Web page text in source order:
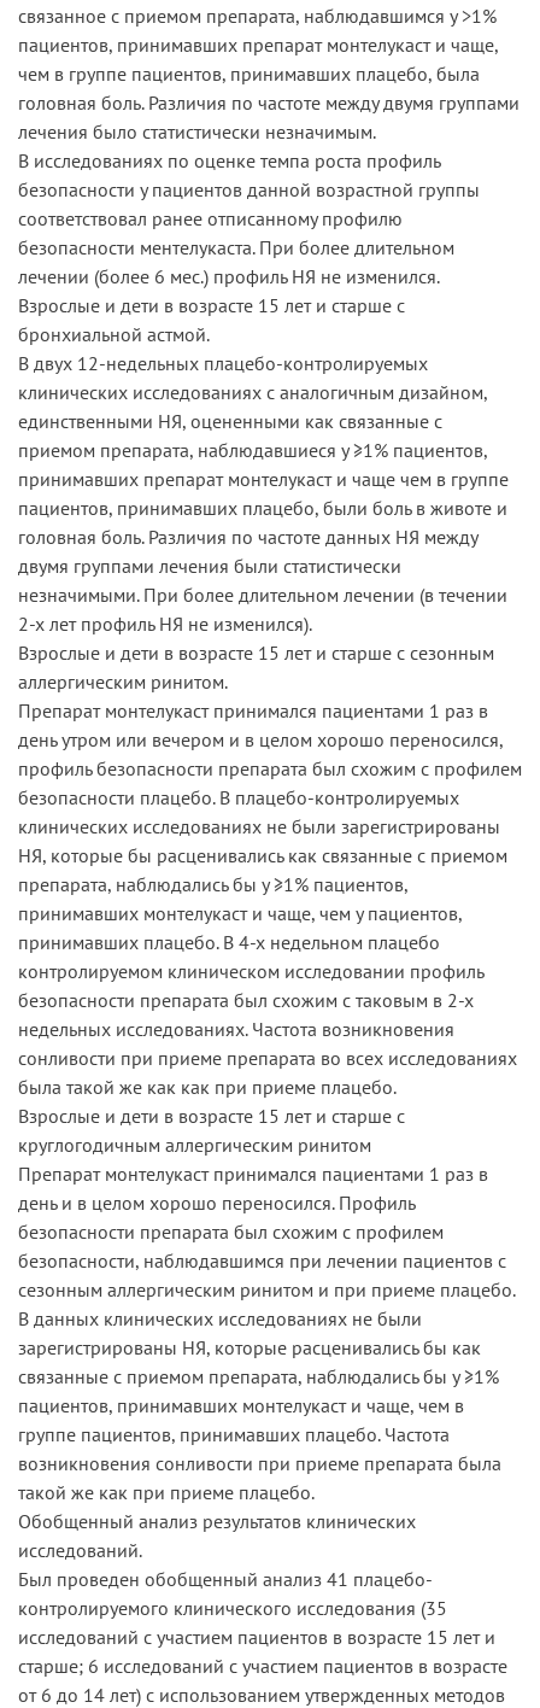
связанное с приемом препарата, наблюдавшимся у >1%
пациентов, принимавших препарат монтелукаст и чаще,
чем в группе пациентов, принимавших плацебо, была
головная боль. Различия по частоте между двумя группами
лечения было статистически незначимым.
В исследованияx по оценке темпа роста профиль
безопасности у пациентов данной возрастной группы
соответствовал ранее отписанному профилю
безопасности ментелукаста. При более длительном
лечении (более 6 мес.) профиль НЯ не изменился.
Взрослые и дети в возрасте 15 лет и старше с
бронхиальной астмой.
В двух 12-недельных плацебо-контролируемых
клинических исследованиях с аналогичным дизайном,
единственными НЯ, оцененными как связанные с
приемом препарата, наблюдавшиеся у ≥1% пациентов,
принимавших препарат монтелукаст и чаще чем в группе
пациентов, принимавших плацебо, были боль в животе и
головная боль. Различия по частоте данных НЯ между
двумя группами лечения были статистически
незначимыми. При более длительном лечении (в течении
2-х лет профиль НЯ не изменился).
Взрослые и дети в возрасте 15 лет и старше с сезонным
аллергическим ринитом.
Препарат монтелукаст принимался пациентами 1 раз в
день утром или вечером и в целом хорошо переносился,
профиль безопасности препарата был схожим с профилем
безопасности плацебо. В плацебо-контролируемых
клинических исследованиях не были зарегистрированы
НЯ, которые бы расценивались как связанные с приемом
препарата, наблюдались бы у ≥1% пациентов,
принимавших монтелукаст и чаще, чем у пациентов,
принимавших плацебо. В 4-х недельном плацебо
контролируемом клиническом исследовании профиль
безопасности препарата был схожим с таковым в 2-х
недельных исследованиях. Частота возникновения
сонливости при приеме препарата во всех исследованиях
была такой же как как при приеме плацебо.
Взрослые и дети в возрасте 15 лет и старше с
круглогодичным аллергическим ринитом
Препарат монтелукаст принимался пациентами 1 раз в
день и в целом хорошо переносился. Профиль
безопасности препарата был схожим с профилем
безопасности, наблюдавшимся при лечении пациентов с
сезонным аллергическим ринитом и при приеме плацебо.
В данных клинических исследованиях не были
зарегистрированы НЯ, которые расценивались бы как
связанные с приемом препарата, наблюдались бы у ≥1%
пациентов, принимавших монтелукаст и чаще, чем в
группе пациентов, принимавших плацебо. Частота
возникновения сонливости при приеме препарата была
такой же как при приеме плацебо.
Обобщенный анализ результатов клинических
исследований.
Был проведен обобщенный анализ 41 плацебо-
контролируемого клинического исследования (35
исследований с участием пациентов в возрасте 15 лет и
старше; 6 исследований с участием пациентов в возрасте
от 6 до 14 лет) с использованием утвержденных методов